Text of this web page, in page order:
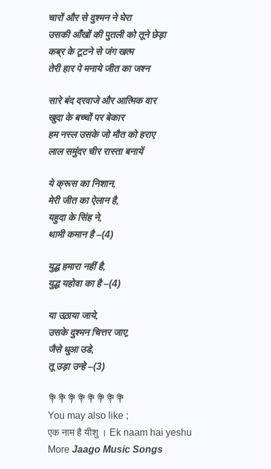
चारों और से दुश्मन ने घेरा
उसकी आँखों की पुतली को तूने छेड़ा
कब्र के टूटने से जंग खत्म
तेरी हार पे मनाये जीत का जश्न
सारे बंद दरवाजे और आत्मिक वार
खुदा के बच्चों पर बेकार
हम नस्ल उसके जो मौत को हराए
लाल समुंदर चीर रास्ता बनायें
ये क्रूस का निशान,
मेरी जीत का ऐलान है,
यहुदा के सिंह ने,
थामी कमान है –(4)
युद्ध हमारा नहीं है,
युद्ध यहोवा का है –(4)
या उठ़ाया जाये,
उसके दुश्मन चित्तर जाए,
जैसे धुआ उडे,
तू उड़ा उन्हे –(3)
💐💐💐💐💐💐💐💐
You may also like ;
एक नाम है यीशु । Ek naam hai yeshu
More Jaago Music Songs